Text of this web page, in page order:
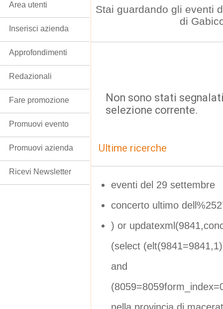
Stai guardando gli eventi
di
Non sono stati
selezione corrente.
Ultime ricerche
eventi del 29 settembre
concerto ultimo
) or
(select
and
Area utenti
Inserisci azienda
Approfondimenti
Redazionali
Fare promozione
Promuovi evento
Promuovi azienda
Ricevi Newsletter